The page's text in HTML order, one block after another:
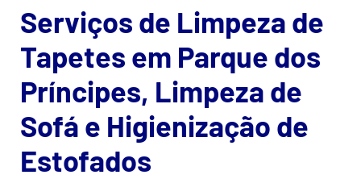
Serviços de Limpeza de
Tapetes em Parque dos
Príncipes, Limpeza de
Sofá e Higienização de
Estofados